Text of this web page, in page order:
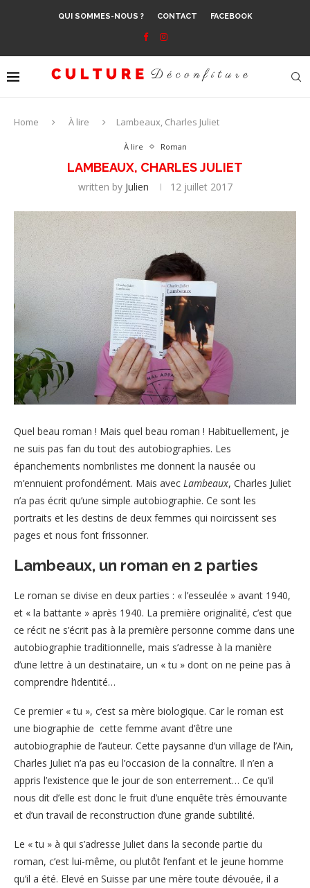
QUI SOMMES-NOUS ? CONTACT FACEBOOK
Home À lire Lambeaux, Charles Juliet
À lire Roman
LAMBEAUX, CHARLES JULIET
written by Julien 12 juillet 2017
Quel beau roman ! Mais quel beau roman ! Habituellement, je
ne suis pas fan du tout des autobiographies. Les
épanchements nombrilistes me donnent la nausée ou
m’ennuient profondément. Mais avec Lambeaux, Charles Juliet
n’a pas écrit qu’une simple autobiographie. Ce sont les
portraits et les destins de deux femmes qui noircissent ses
pages et nous font frissonner.
Lambeaux, un roman en 2 parties
Le roman se divise en deux parties : « l’esseulée » avant 1940,
et « la battante » après 1940. La première originalité, c’est que
ce récit ne s’écrit pas à la première personne comme dans une
autobiographie traditionnelle, mais s’adresse à la manière
d’une lettre à un destinataire, un « tu » dont on ne peine pas à
comprendre l’identité…
Ce premier « tu », c’est sa mère biologique. Car le roman est
une biographie de cette femme avant d’être une
autobiographie de l’auteur. Cette paysanne d’un village de l’Ain,
Charles Juliet n’a pas eu l’occasion de la connaître. Il n’en a
appris l’existence que le jour de son enterrement… Ce qu’il
nous dit d’elle est donc le fruit d’une enquête très émouvante
et d’un travail de reconstruction d’une grande subtilité.
Le « tu » à qui s’adresse Juliet dans la seconde partie du
roman, c’est lui-même, ou plutôt l’enfant et le jeune homme
qu’il a été. Elevé en Suisse par une mère toute dévouée, il a